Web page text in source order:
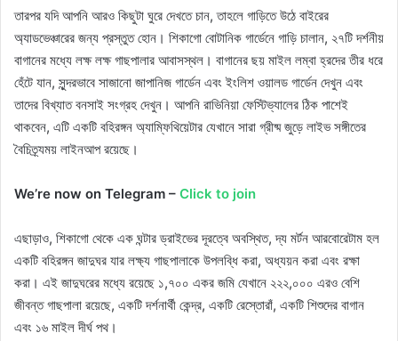
তারপর যদি আপনি আরও কিছুটা ঘুরে দেখতে চান, তাহলে গাড়িতে উঠে বাইরের
অ্যাডভেঞ্চারের জন্য প্রস্তুত হোন। শিকাগো বোটানিক গার্ডেনে গাড়ি চালান, ২৭টি দর্শনীয়
বাগানের মধ্যে লক্ষ লক্ষ গাছপালার আবাসস্থল। বাগানের ছয় মাইল লম্বা হ্রদের তীর ধরে
হেঁটে যান, সুন্দরভাবে সাজানো জাপানিজ গার্ডেন এবং ইংলিশ ওয়ালড গার্ডেন দেখুন এবং
তাদের বিখ্যাত বনসাই সংগ্রহ দেখুন। আপনি রাভিনিয়া ফেস্টিভ্যালের ঠিক পাশেই
থাকবেন, এটি একটি বহিরঙ্গন অ্যাম্ফিথিয়েটার যেখানে সারা গ্রীষ্ম জুড়ে লাইভ সঙ্গীতের
বৈচিত্র্যময় লাইনআপ রয়েছে।
We’re now on Telegram – Click to join
এছাড়াও, শিকাগো থেকে এক ঘন্টার ড্রাইভের দূরত্বে অবস্থিত, দ্য মর্টন আরবোরেটাম হল
একটি বহিরঙ্গন জাদুঘর যার লক্ষ্য গাছপালাকে উপলব্ধি করা, অধ্যয়ন করা এবং রক্ষা
করা। এই জাদুঘরের মধ্যে রয়েছে ১,৭০০ একর জমি যেখানে ২২২,০০০ এরও বেশি
জীবন্ত গাছপালা রয়েছে, একটি দর্শনার্থী কেন্দ্র, একটি রেস্তোরাঁ, একটি শিশুদের বাগান
এবং ১৬ মাইল দীর্ঘ পথ।